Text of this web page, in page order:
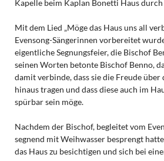
Kapelle beim Kaplan Bonetti Haus
Mit dem Lied „Möge das Haus uns all
Evensong-Sängerinnen vorbereitet
eigentliche Segnungsfeier, die Bischof
seinen Worten betonte Bischof Benno,
damit verbinde, dass sie die Freude über
hinaus tragen und dass diese auch im
spürbar sein möge.
Nachdem der Bischof, begleitet vom
segnend mit Weihwasser besprengt
das Haus zu besichtigen und sich bei